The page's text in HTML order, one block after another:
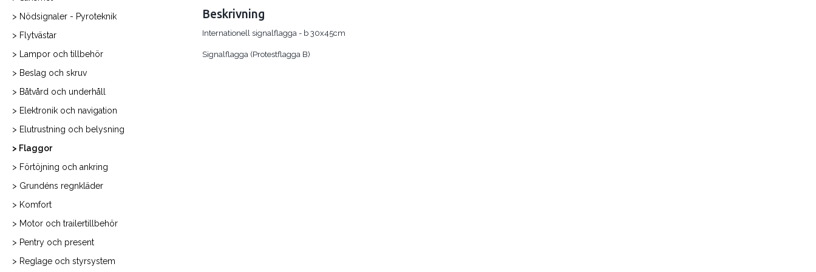
> Nödsignaler - Pyroteknik
> Flytvästar
> Lampor och tillbehör
> Beslag och skruv
> Båtvård och underhåll
> Elektronik och navigation
> Elutrustning och belysning
> Flaggor
> Förtöjning och ankring
> Grundéns regnkläder
> Komfort
> Motor och trailertillbehör
> Pentry och present
> Reglage och styrsystem
Beskrivning
Internationell signalflagga - b 30x45cm
Signalflagga (Protestflagga B)